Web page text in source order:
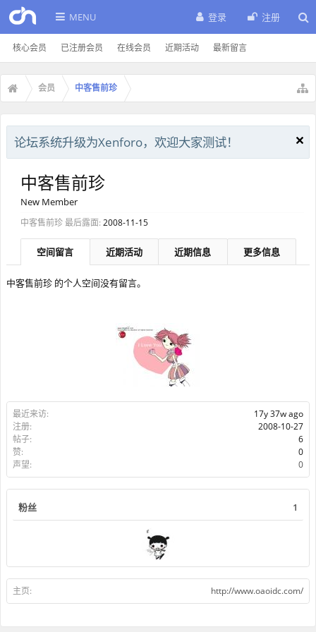
MENU
核心会员 已注册会员 在线会员 近期活动 最新留言
登录 注册
会员 中客售前珍
论坛系统升级为Xenforo，欢迎大家测试！
最近来访:
17y 37w ago
注册:
2008-10-27
帖子:
6
赞:
0
声望:
0
粉丝 1
主页: http://www.oaoidc.com/
中客售前珍
New Member
中客售前珍 最后露面: 2008-11-15
空间留言 近期活动 近期信息 更多信息
中客售前珍 的个人空间没有留言。